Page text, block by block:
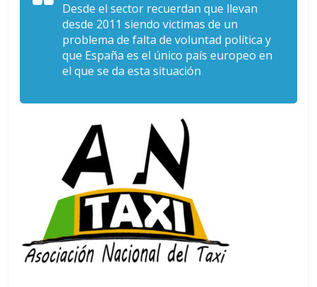
Desde el sector recuerdan que llevan
desde 2011 siendo victimas de un
problema de falta de voluntad política y
que España es el único país europeo en
el que se da esta situación